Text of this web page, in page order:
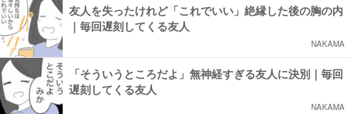
友人を失ったけれど「これでいい」絶縁した後の胸の内
｜毎回遅刻してくる友人
NAKAMA
「そういうところだよ」無神経すぎる友人に決別｜毎回
遅刻してくる友人
NAKAMA